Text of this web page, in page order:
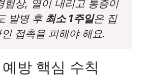
험상, 열이 내리고 통증이
발병 후 최소 1주일은 집
접촉을 피해야 해요.
방 핵심 수칙